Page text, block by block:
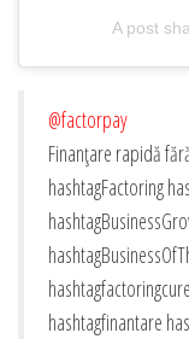
A post
@factorpay
Finanțare rapidă
hashtagFactoring
hashtagfinantare